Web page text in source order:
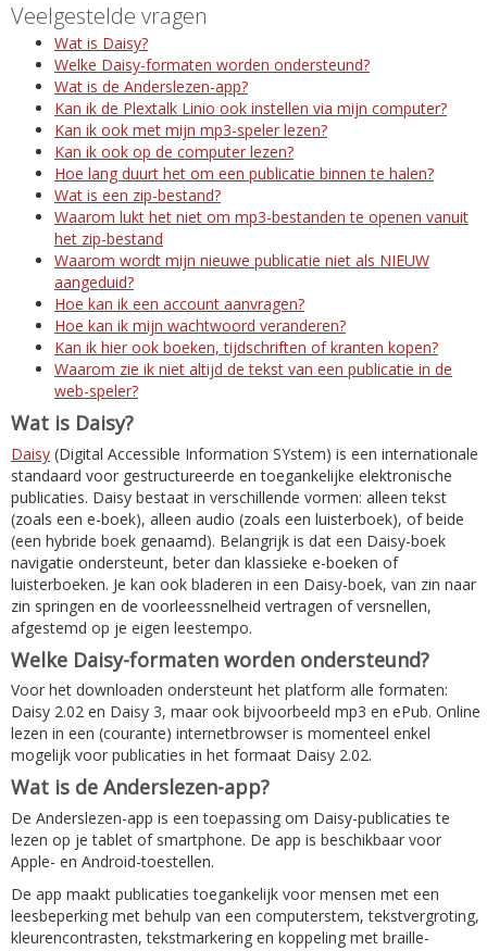
Veelgestelde vragen
Wat is Daisy?
Welke Daisy-formaten worden ondersteund?
Wat is de Anderslezen-app?
Kan ik de Plextalk Linio ook instellen via mijn computer?
Kan ik ook met mijn mp3-speler lezen?
Kan ik ook op de computer lezen?
Hoe lang duurt het om een publicatie binnen te halen?
Wat is een zip-bestand?
Waarom lukt het niet om mp3-bestanden te openen vanuit
het zip-bestand
Waarom wordt mijn nieuwe publicatie niet als NIEUW
aangeduid?
Hoe kan ik een account aanvragen?
Hoe kan ik mijn wachtwoord veranderen?
Kan ik hier ook boeken, tijdschriften of kranten kopen?
Waarom zie ik niet altijd de tekst van een publicatie in de
web-speler?
Wat is Daisy?
Daisy (Digital Accessible Information SYstem) is een internationale
standaard voor gestructureerde en toegankelijke elektronische
publicaties. Daisy bestaat in verschillende vormen: alleen tekst
(zoals een e-boek), alleen audio (zoals een luisterboek), of beide
(een hybride boek genaamd). Belangrijk is dat een Daisy-boek
navigatie ondersteunt, beter dan klassieke e-boeken of
luisterboeken. Je kan ook bladeren in een Daisy-boek, van zin naar
zin springen en de voorleessnelheid vertragen of versnellen,
afgestemd op je eigen leestempo.
Welke Daisy-formaten worden ondersteund?
Voor het downloaden ondersteunt het platform alle formaten:
Daisy 2.02 en Daisy 3, maar ook bijvoorbeeld mp3 en ePub. Online
lezen in een (courante) internetbrowser is momenteel enkel
mogelijk voor publicaties in het formaat Daisy 2.02.
Wat is de Anderslezen-app?
De Anderslezen-app is een toepassing om Daisy-publicaties te
lezen op je tablet of smartphone. De app is beschikbaar voor
Apple- en Android-toestellen.
De app maakt publicaties toegankelijk voor mensen met een
leesbeperking met behulp van een computerstem, tekstvergroting,
kleurencontrasten, tekstmarkering en koppeling met braille-